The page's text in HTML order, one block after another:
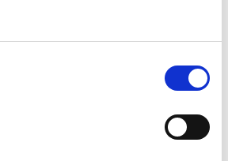
opvolging van bevindingen,
werkinstructies
conform